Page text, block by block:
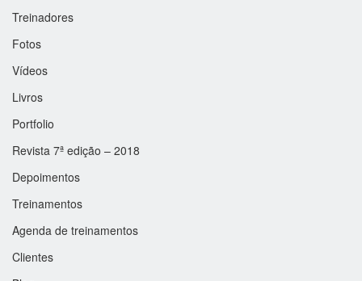
Treinadores
Fotos
Vídeos
Livros
Portfolio
Revista 7ª edição – 2018
Depoimentos
Treinamentos
Agenda de treinamentos
Clientes